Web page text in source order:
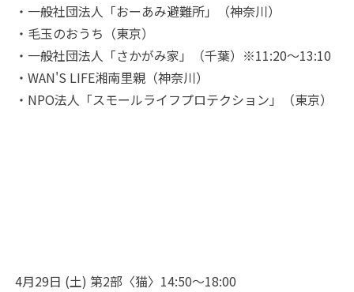
・一般社団法人「おーあみ避難所」（神奈川）
・毛玉のおうち（東京）
・一般社団法人「さかがみ家」（千葉）※11:20～13:10
・WAN'S LIFE湘南里親（神奈川）
・NPO法人「スモールライフプロテクション」（東京）
4月29日 (土) 第2部〈猫〉14:50～18:00